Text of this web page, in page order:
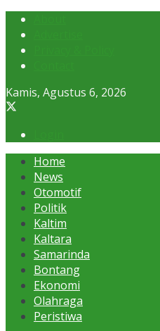
Kamis, Agustus 6, 2026
Home
News
Otomotif
Politik
Kaltim
Kaltara
Samarinda
Bontang
Ekonomi
Olahraga
Peristiwa